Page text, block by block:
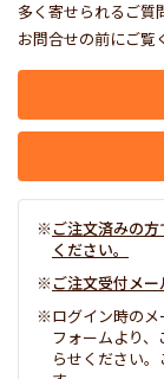
多く寄せられるご質
お問合せの前にご覧
ご注文済みの
ください。
ご注文受付メ
ログイン時の
フォームより
らせください